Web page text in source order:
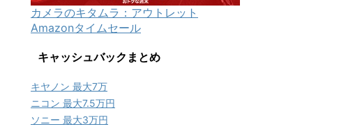
カメラのキタムラ：アウトレット
Amazonタイムセール
キャッシュバックまとめ
キヤノン 最大7万
ニコン 最大7.5万円
ソニー 最大3万円